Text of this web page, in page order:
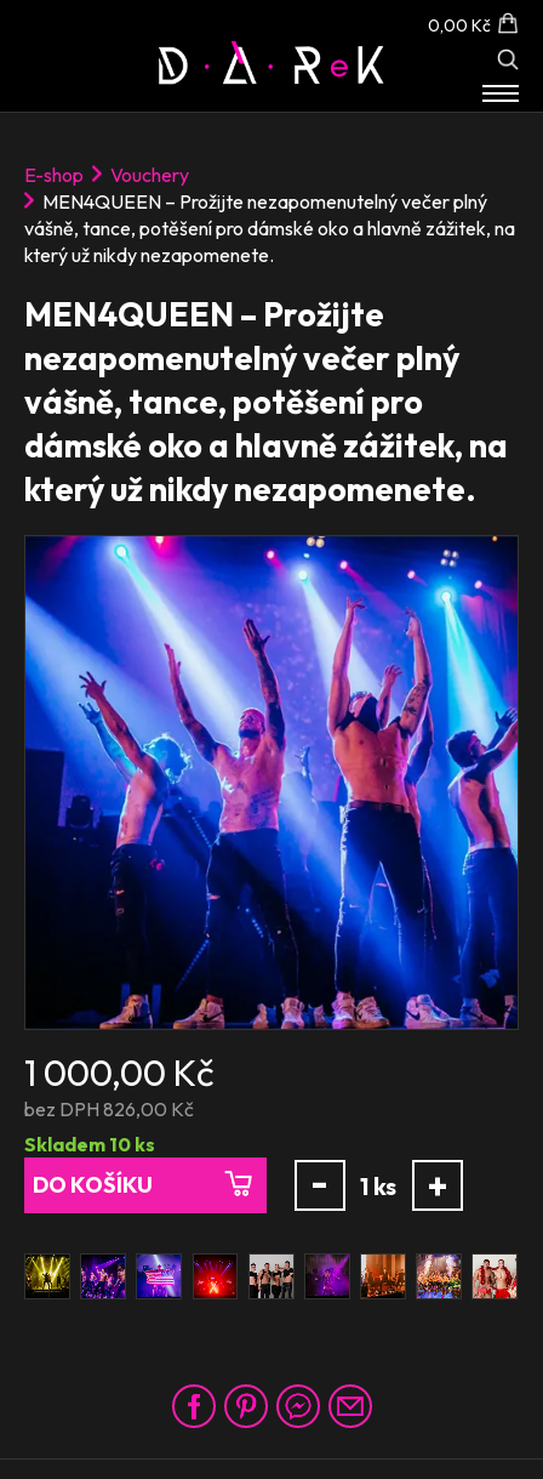
0,00 Kč
KONTAKT
E-shop
Vouchery
MEN4QUEEN – Prožijte nezapomenutelný večer plný
vášně, tance, potěšení pro dámské oko a hlavně zážitek, na
který už nikdy nezapomenete.
MEN4QUEEN – Prožijte
nezapomenutelný večer plný
vášně, tance, potěšení pro
dámské oko a hlavně zážitek, na
který už nikdy nezapomenete.
1 000,00 Kč
bez DPH 826,00 Kč
Skladem 10 ks
DO KOŠÍKU - 1 ks +